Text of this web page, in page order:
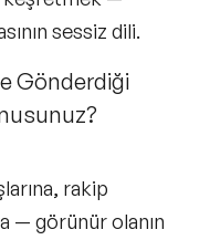
sessiz dili.
Gönderdiği
rakip
— görünür olanın